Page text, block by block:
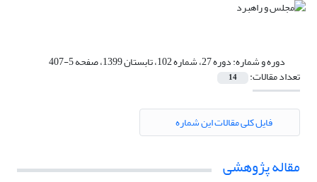
دوره و شماره:دوره 27، شماره 102، تابستان 1399، صفحه 5-407
تعداد مقالات: 14
فایل کلی مقالات این شماره
مقاله پژوهشی